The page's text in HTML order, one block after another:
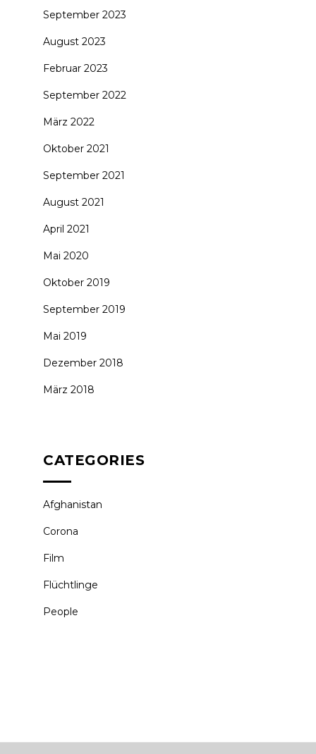
September 2023
August 2023
Februar 2023
September 2022
März 2022
Oktober 2021
September 2021
August 2021
April 2021
Mai 2020
Oktober 2019
September 2019
Mai 2019
Dezember 2018
März 2018
CATEGORIES
Afghanistan
Corona
Film
Flüchtlinge
People